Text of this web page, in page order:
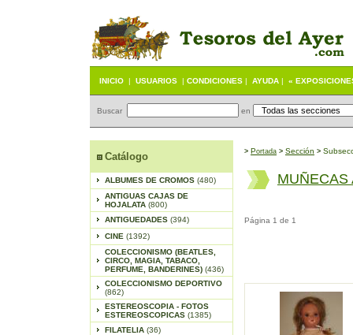
INICIO | USUARIOS | CONDICIONES | AYUDA | «
Buscar en
Catálogo
ALBUMES DE CROMOS (480)
ANTIGUAS CAJAS DE
HOJALATA (800)
ANTIGUEDADES (394)
CINE (1392)
COLECCIONISMO (BEATLES,
CIRCO, MAGIA, TABACO,
PERFUME, BANDERINES) (436)
COLECCIONISMO DEPORTIVO
(862)
ESTEREOSCOPIA - FOTOS
ESTEREOSCOPICAS (1385)
FILATELIA (36)
> Portada > Sección >
MUÑECAS
Página 1 de 1